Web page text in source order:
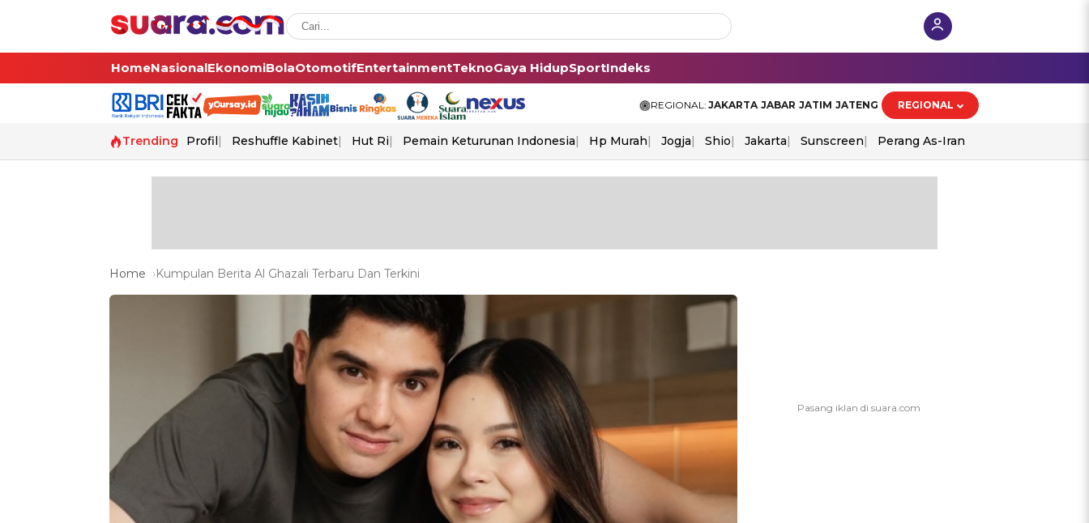
HomeNasionalEkonomiBolaOtomotifEntertainmentTeknoGaya HidupSportIndeks
REGIONAL: JAKARTA JABAR JATIM JATENG REGIONAL
Trending Profil Reshuffle Kabinet Hut Ri Pemain Keturunan Indonesia Hp Murah Jogja Shio Jakarta Sunscreen Perang As-Iran
Home Kumpulan Berita Al Ghazali Terbaru Dan Terkini